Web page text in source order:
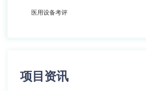
医用设备考评
项目资讯